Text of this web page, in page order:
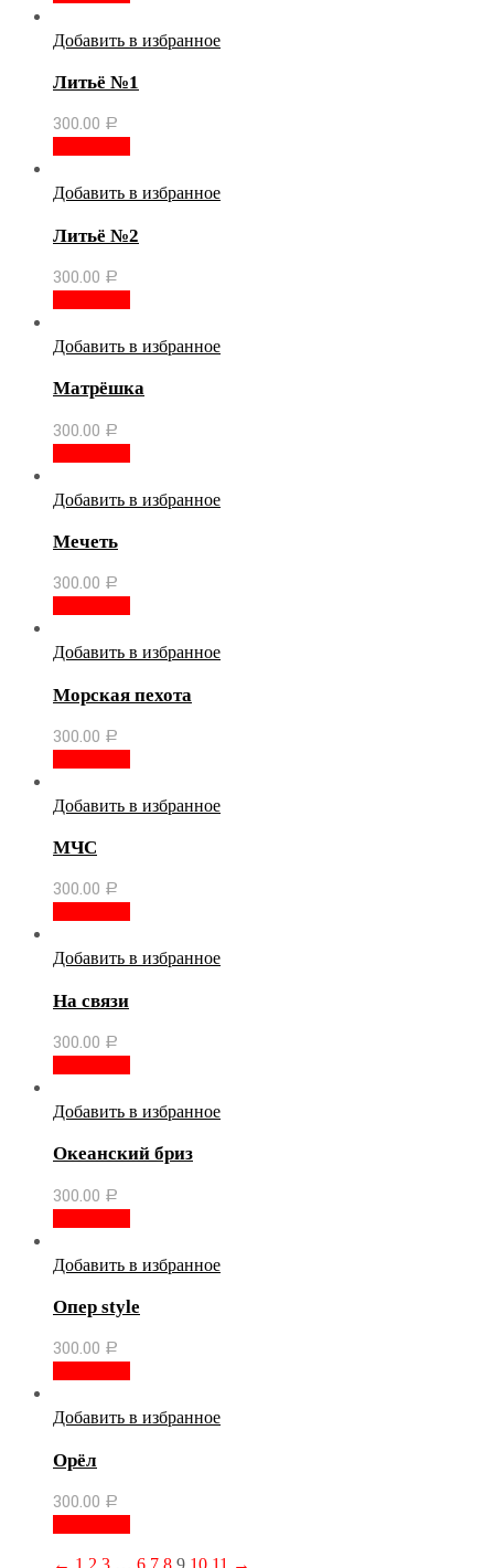
Добавить в избранное
Литьё №1
300.00 Р
Добавить в избранное
Литьё №2
300.00 Р
Добавить в избранное
Матрёшка
300.00 Р
Добавить в избранное
Мечеть
300.00 Р
Добавить в избранное
Морская пехота
300.00 Р
Добавить в избранное
МЧС
300.00 Р
Добавить в избранное
На связи
300.00 Р
Добавить в избранное
Океанский бриз
300.00 Р
Добавить в избранное
Опер style
300.00 Р
Добавить в избранное
Орёл
300.00 Р